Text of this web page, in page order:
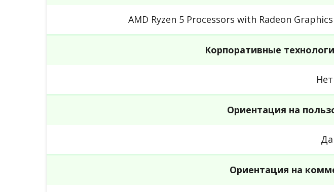
AMD Ryzen 5 Processors with Radeon Graphics
Корпоративные
Нет
Ориентация на
Да
Ориентация на